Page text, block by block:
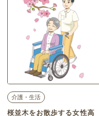
介護・生活
桜並木をお散歩する女性高